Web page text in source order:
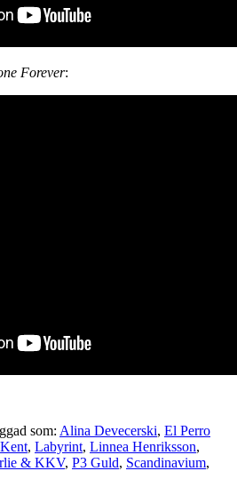
Forever:
som: Alina Devecerski, El Perro
Kent, Labyrint, Linnea Henriksson,
& KKV, P3 Guld, Scandinavium,